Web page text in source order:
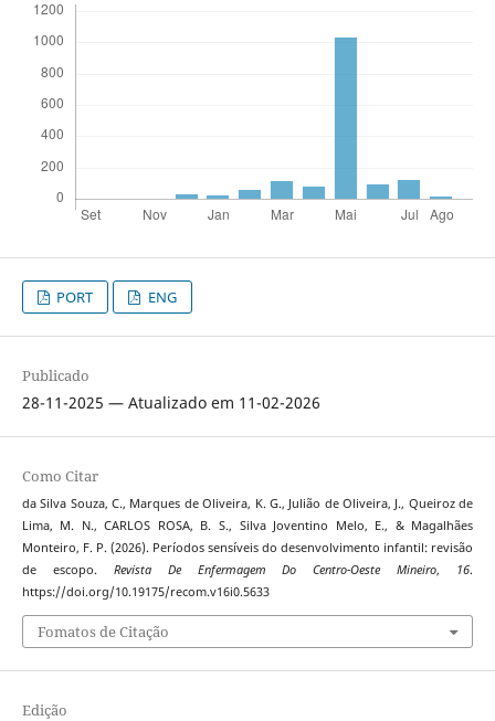
PORT ENG
Publicado
28-11-2025 — Atualizado em 11-02-2026
Como Citar
da Silva Souza, C., Marques de Oliveira, K. G., Julião de Oliveira, J., Queiroz de
Lima, M. N., CARLOS ROSA, B. S., Silva Joventino Melo, E., & Magalhães
Monteiro, F. P. (2026). Períodos sensíveis do desenvolvimento infantil: revisão
de escopo. Revista De Enfermagem Do Centro-Oeste Mineiro, 16.
https://doi.org/10.19175/recom.v16i0.5633
Fomatos de Citação
Edição